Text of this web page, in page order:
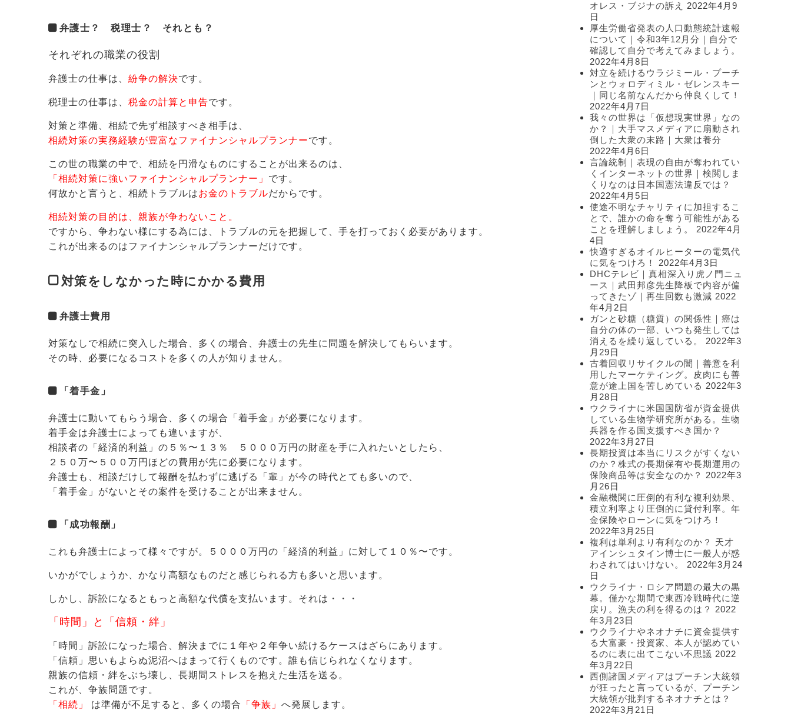
弁護士？ 税理士？ それとも？
それぞれの職業の役割
弁護士の仕事は、 紛争の解決です。
税理士の仕事は、 税金の計算と申告です。
対策と準備、相続で先ず相談すべき相手は、
相続対策の実務経験が豊富なファイナンシャルプランナーです。
この世の職業の中で、相続を円滑なものにすることが出来るのは、
「相続対策に強いファイナンシャルプランナー」 です。
何故かと言うと、相続トラブルはお金のトラブルだからです。
相続対策の目的は、親族が争わないこと。
ですから、争わない様にする為には、トラブルの元を把握して、手を打っておく必要があります。
これが出来るのはファイナンシャルプランナーだけです。
対策をしなかった時にかかる費用
弁護士費用
対策なしで相続に突入した場合、多くの場合、弁護士の先生に問題を解決してもらいます。
その時、必要になるコストを多くの人が知りません。
「着手金」
弁護士に動いてもらう場合、多くの場合「着手金」が必要になります。
着手金は弁護士によっても違いますが、
相談者の「経済的利益」の５％〜１３％ ５０００万円の財産を手に入れたいとしたら、
２５０万〜５００万円ほどの費用が先に必要になります。
弁護士も、相談だけして報酬を払わずに逃げる「輩」が今の時代とても多いので、
「着手金」がないとその案件を受けることが出来ません。
「成功報酬」
これも弁護士によって様々ですが。５０００万円の「経済的利益」に対して１０％〜です。
いかがでしょうか、かなり高額なものだと感じられる方も多いと思います。
しかし、訴訟になるともっと高額な代償を支払います。それは・・・
「時間」と「信頼・絆」
「時間」訴訟になった場合、解決までに１年や２年争い続けるケースはざらにあります。
「信頼」思いもよらぬ泥沼へはまって行くものです。誰も信じられなくなります。
親族の信頼・絆をぶち壊し、長期間ストレスを抱えた生活を送る。
これが、争族問題です。
「相続」 は準備が不足すると、多くの場合 「争族」 へ発展します。
オレス・ブジナの訴え
2022年4月9
日
厚生労働省発表の人口動態統計速報
について｜令和3年12月分｜自分で
確認して自分で考えてみましょう。
2022年4月8日
対立を続けるウラジミール・プーチ
ンとウォロディミル・ゼレンスキー
｜同じ名前なんだから仲良くして！
2022年4月7日
我々の世界は「仮想現実世界」なの
か？｜大手マスメディアに扇動され
倒した大衆の末路｜大衆は養分
2022年4月6日
言論統制｜表現の自由が奪われてい
くインターネットの世界｜検閲しま
くりなのは日本国憲法違反では？
2022年4月5日
使途不明なチャリティに加担するこ
とで、誰かの命を奪う可能性がある
ことを理解しましょう。
2022年4月
4日
快適すぎるオイルヒーターの電気代
に気をつけろ！
2022年4月3日
DHCテレビ｜真相深入り虎ノ門ニュ
ース｜武田邦彦先生降板で内容が偏
ってきたゾ｜再生回数も激減 2022
年4月2日
ガンと砂糖（糖質）の関係性｜癌は
自分の体の一部、いつも発生しては
消えるを繰り返している。
2022年3
月29日
古着回収リサイクルの闇｜善意を利
用したマーケティング。皮肉にも善
意が途上国を苦しめている 2022年3
月28日
ウクライナに米国国防省が資金提供
している生物学研究所がある。生物
兵器を作る国支援すべき国か？
2022年3月27日
長期投資は本当にリスクがすくない
のか？株式の長期保有や長期運用の
保険商品等は安全なのか？
2022年3
月26日
金融機関に圧倒的有利な複利効果、
積立利率より圧倒的に貸付利率。年
金保険やローンに気をつけろ！
2022年3月25日
複利は単利より有利なのか？ 天才
アインシュタイン博士に一般人が惑
わされてはいけない。
2022年3月24
日
ウクライナ・ロシア問題の最大の黒
幕。僅かな期間で東西冷戦時代に逆
戻り。漁夫の利を得るのは？
2022
年3月23日
ウクライナやネオナチに資金提供す
る大富豪・投資家、本人が認めてい
るのに表に出てこない不思議 2022
年3月22日
西側諸国メディアはプーチン大統領
が狂ったと言っているが、プーチン
大統領が批判するネオナチとは？
2022年3月21日